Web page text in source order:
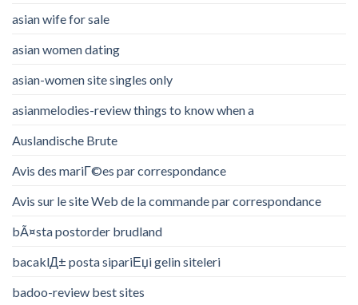
asian wife for sale
asian women dating
asian-women site singles only
asianmelodies-review things to know when a
Auslandische Brute
Avis des mariГ©es par correspondance
Avis sur le site Web de la commande par correspondance
bÃ¤sta postorder brudland
bacaklД± posta sipariЕџi gelin siteleri
badoo-review best sites